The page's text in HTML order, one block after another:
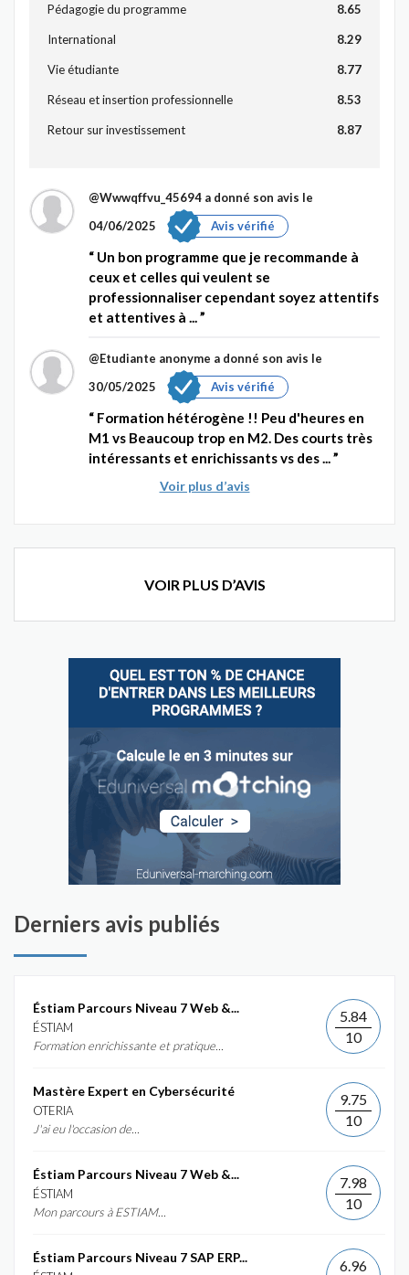
Pédagogie du programme 8.65
International 8.29
Vie étudiante 8.77
Réseau et insertion professionnelle 8.53
Retour sur investissement 8.87
@Wwwqffvu_45694 a donné son avis le
04/06/2025
Avis vérifié
Un bon programme que je recommande à
ceux et celles qui veulent se
professionnaliser cependant soyez attentifs
et attentives à ...
@Etudiante anonyme a donné son avis le
30/05/2025
Avis vérifié
Formation hétérogène !! Peu d'heures en
M1 vs Beaucoup trop en M2. Des courts très
intéressants et enrichissants vs des ...
Voir plus d’avis
VOIR PLUS D’AVIS
Derniers avis publiés
Éstiam Parcours Niveau 7 Web &...
ÉSTIAM
Formation enrichissante et pratique...
5.84
10
Mastère Expert en Cybersécurité
OTERIA
J'ai eu l'occasion de...
9.75
10
Éstiam Parcours Niveau 7 Web &...
ÉSTIAM
Mon parcours à ESTIAM...
7.98
10
Éstiam Parcours Niveau 7 SAP ERP...
6.96